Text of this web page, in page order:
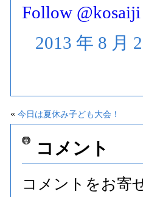
Follow @kosaiji
2013 年 8 月
« 今日は夏休み子ども大会！
コメント
コメントをお寄